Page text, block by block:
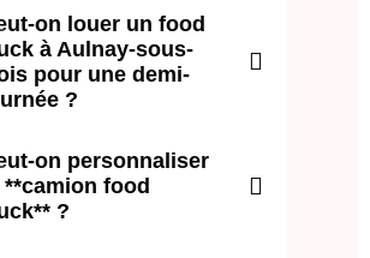
on louer un food
à Aulnay-sous-
pour une demi-
?
on personnaliser
**camion food
?